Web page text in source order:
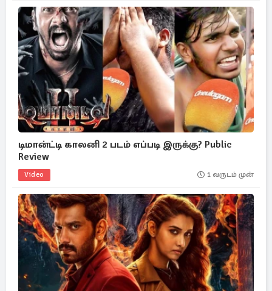
டிமான்ட்டி காலனி 2 படம் எப்படி இருக்கு? Public
Review
Video 1 வருடம் முன்